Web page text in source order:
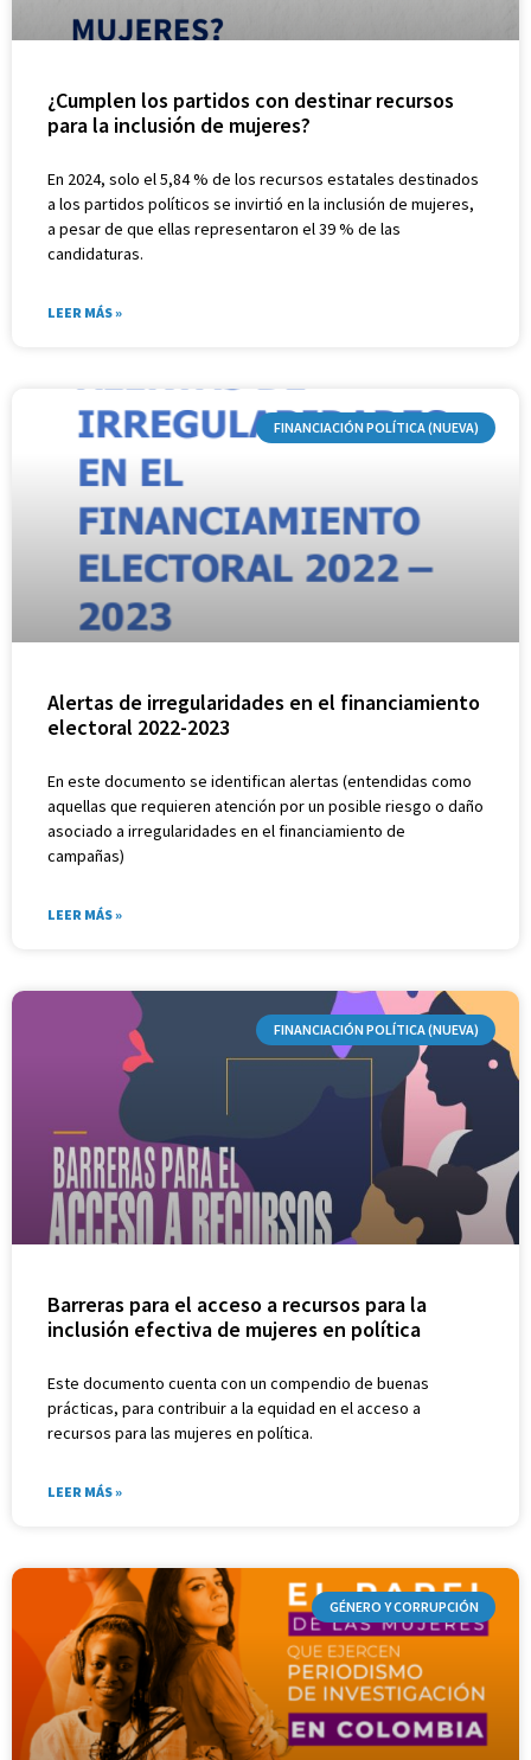
¿Cumplen los partidos con destinar recursos
para la inclusión de mujeres?
En 2024, solo el 5,84 % de los recursos estatales destinados
a los partidos políticos se invirtió en la inclusión de mujeres,
a pesar de que ellas representaron el 39 % de las
candidaturas.
LEER MÁS »
FINANCIACIÓN POLÍTICA (NUEVA)
Alertas de irregularidades en el financiamiento
electoral 2022-2023
En este documento se identifican alertas (entendidas como
aquellas que requieren atención por un posible riesgo o daño
asociado a irregularidades en el financiamiento de
campañas)
LEER MÁS »
FINANCIACIÓN POLÍTICA (NUEVA)
Barreras para el acceso a recursos para la
inclusión efectiva de mujeres en política
Este documento cuenta con un compendio de buenas
prácticas, para contribuir a la equidad en el acceso a
recursos para las mujeres en política.
LEER MÁS »
GÉNERO Y CORRUPCIÓN